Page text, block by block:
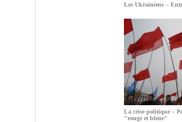
Les Ukrainiens –
La crise politique –
"rouge et bleue"